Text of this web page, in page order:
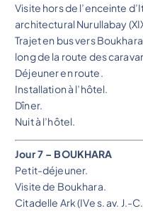
Visite hors de l’enceinte
architectural Nurullabay
Trajet en bus vers
long de la route des
Déjeuner en route.
Installation à l’hôtel.
Dîner.
Nuit à l’hôtel.
Jour 7 – BOUKHARA
Petit-déjeuner.
Visite de Boukhara.
Citadelle Ark (IVe s. av. J.-